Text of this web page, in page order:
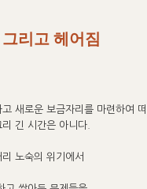
리고 헤어짐
새로운 보금자리를 마련하여
긴 시간은 아니다.
노숙의 위기에서